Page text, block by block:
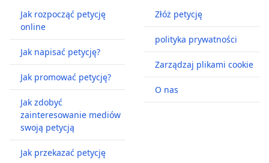
Jak rozpocząć petycję
online
Jak napisać petycję?
Jak promować petycję?
Jak zdobyć
zainteresowanie mediów
swoją petycją
Jak przekazać petycję
Złóż petycję
polityka prywatności
Zarządzaj plikami cookie
O nas